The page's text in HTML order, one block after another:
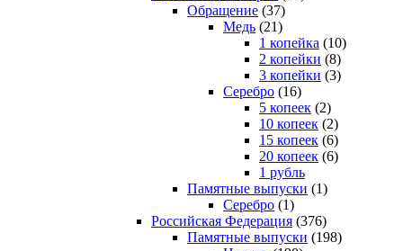
Обращение (37)
Медь (21)
1 копейка (10)
2 копейки (8)
3 копейки (3)
Серебро (16)
5 копеек (2)
10 копеек (2)
15 копеек (6)
20 копеек (6)
1 рубль
Памятные выпуски (1)
Серебро (1)
Российская Федерация (376)
Памятные выпуски (198)